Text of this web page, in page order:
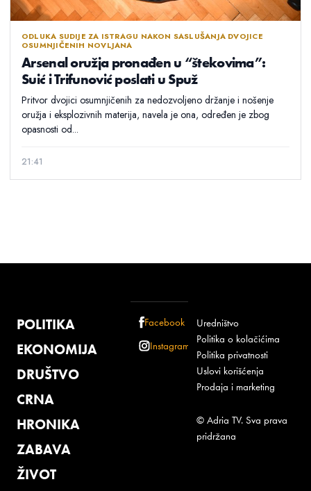
ODLUKA SUDIJE ZA ISTRAGU NAKON SASLUŠANJA DVOJICE
OSUMNJIČENIH NOVLJANA
Arsenal oružja pronađen u “štekovima”:
Suić i Trifunović poslati u Spuž
Pritvor dvojici osumnjičenih za nedozvoljeno držanje i nošenje
oružja i eksplozivnih materija, navela je ona, određen je zbog
opasnosti od...
21:41
POLITIKA
EKONOMIJA
DRUŠTVO
CRNA
HRONIKA
ZABAVA
ŽIVOT
Facebook
Instagram
Uredništvo
Politika o kolačićima
Politika privatnosti
Uslovi korišćenja
Prodaja i marketing
© Adria TV. Sva prava
pridržana